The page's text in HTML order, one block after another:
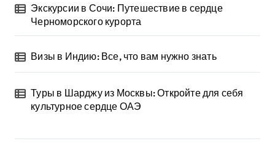
Экскурсии в Сочи: Путешествие в сердце
Черноморского курорта
Визы в Индию: Все, что вам нужно знать
Туры в Шарджу из Москвы: Откройте для себя
культурное сердце ОАЭ